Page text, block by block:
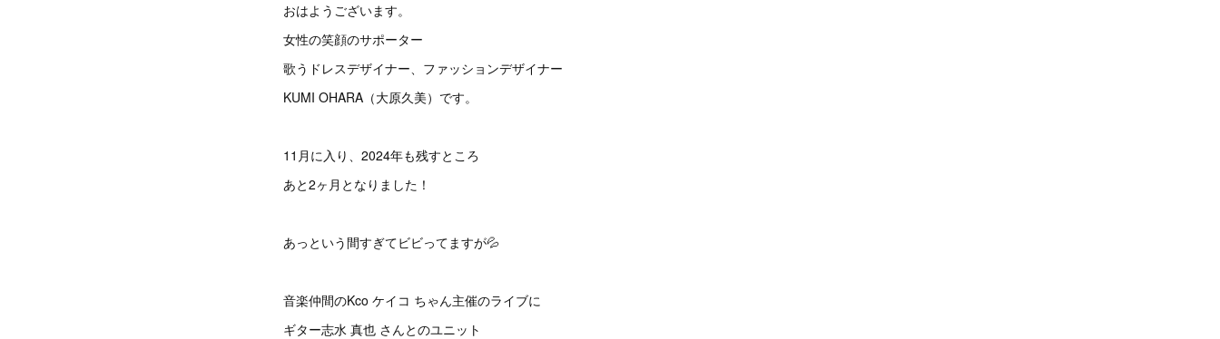
おはようございます。
女性の笑顔のサポーター
歌うドレスデザイナー、ファッションデザイナー
KUMI OHARA（大原久美）です。
11月に入り、2024年も残すところ
あと2ヶ月となりました！
あっという間すぎてビビってますが💦
音楽仲間のKco ケイコ ちゃん主催のライブに
ギター志水 真也 さんとのユニット